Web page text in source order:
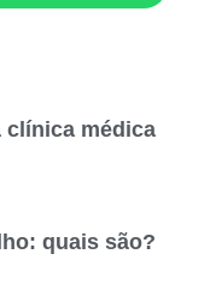
clínica médica
quais são?